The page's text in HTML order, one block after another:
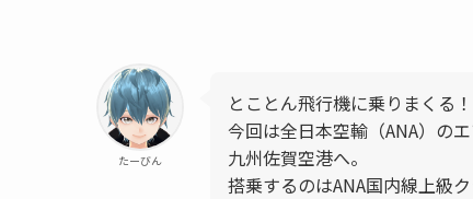
たーびん
とことん飛行機に乗りまくる！
今回は全日本空輸（ANA）の
九州佐賀空港へ。
搭乗するのはANA国内線上級